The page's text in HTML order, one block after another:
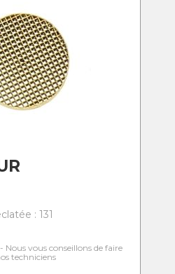
: 131
Nous vous conseillons de faire
techniciens